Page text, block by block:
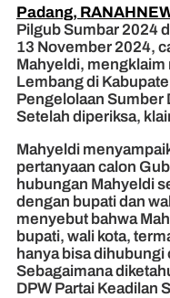
Padang,
Pilgub Sumbar 2024
13 November 2024,
Mahyeldi,
Lembang di
Pengelolaan Sumber
Setelah diperiksa,
Mahyeldi
pertanyaan calon
hubungan Mahyeldi
dengan bupati dan
menyebut bahwa
bupati, wali kota,
hanya bisa dihubungi
Sebagaimana
DPW Partai Keadilan